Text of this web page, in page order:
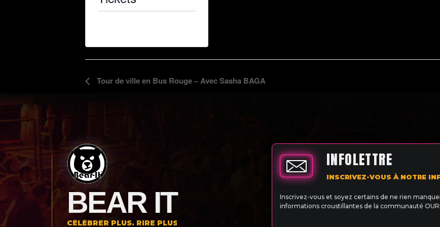
Navigation
Tour de ville en Bus Rouge – Avec Sasha BAGA
BEAR IT
CÉLÉBRER PLUS. RIRE PLUS.
INFOLETTRE
INSCRIVEZ-VOUS À NOTRE
Inscrivez-vous et soyez certains de ne rien
informations croustillantes de la communauté